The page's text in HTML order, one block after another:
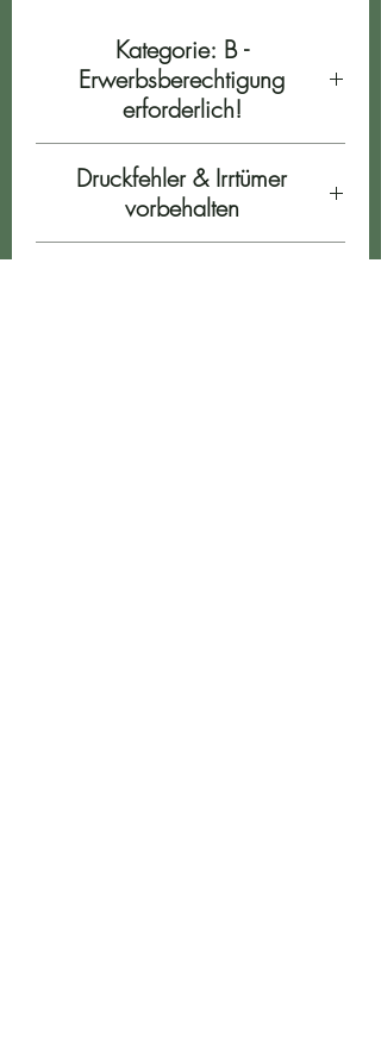
Kategorie: B -
Erwerbsberechtigung
erforderlich!
Druckfehler & Irrtümer
vorbehalten